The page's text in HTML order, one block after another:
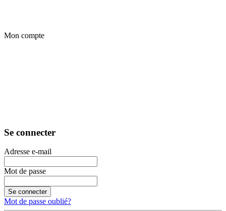
Mon compte
Se connecter
Adresse e-mail
Mot de passe
Se connecter
Mot de passe oublié?